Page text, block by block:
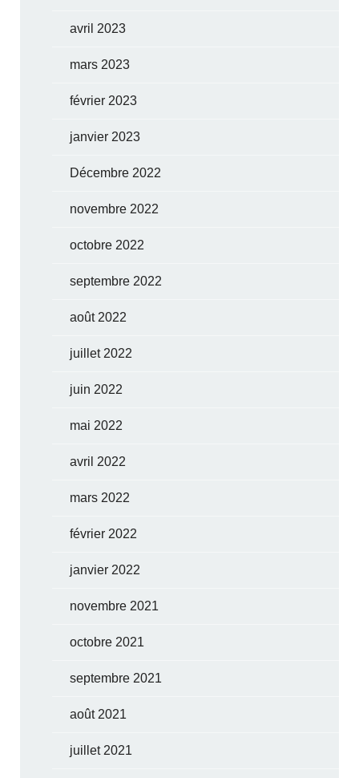
avril 2023
mars 2023
février 2023
janvier 2023
Décembre 2022
novembre 2022
octobre 2022
septembre 2022
août 2022
juillet 2022
juin 2022
mai 2022
avril 2022
mars 2022
février 2022
janvier 2022
novembre 2021
octobre 2021
septembre 2021
août 2021
juillet 2021